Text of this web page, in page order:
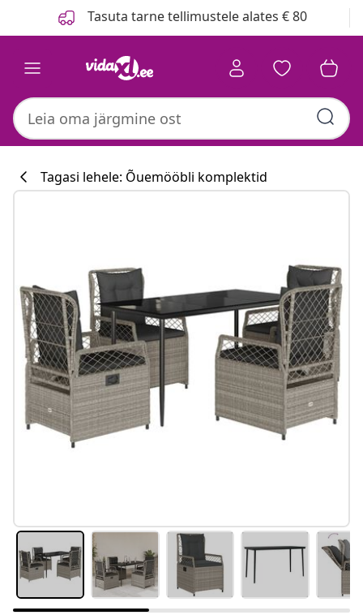
Tasuta tarne tellimustele alates € 80
#sharemevidaxl
Tagasi lehele: Õuemööbli komplektid